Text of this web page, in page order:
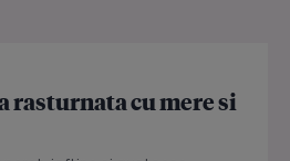
rasturnata cu mere si